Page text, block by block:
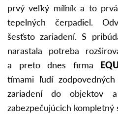
prvý veľký míľník a to
tepelných čerpadiel.
šesťsto zariadení. S
narastala potreba
a preto dnes firma
tímami ľudí
zariadení do objektov
zabezpečujúcich kompletný